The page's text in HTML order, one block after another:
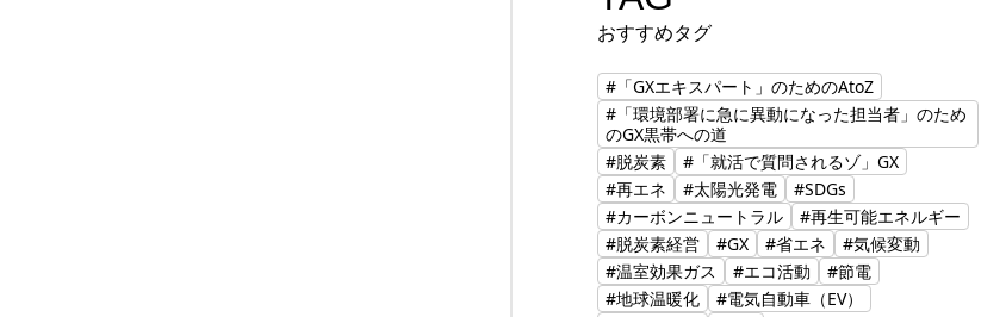
おすすめタグ
#「GXエキスパート」のためのAtoZ
#「環境部署に急に異動になった担当者」のため
のGX黒帯への道
#脱炭素
#「就活で質問されるゾ」GX
#再エネ
#太陽光発電
#SDGs
#カーボンニュートラル
#再生可能エネルギー
#脱炭素経営
#GX #省エネ
#気候変動
#温室効果ガス
#エコ活動
#節電
#地球温暖化
#電気自動車（EV）